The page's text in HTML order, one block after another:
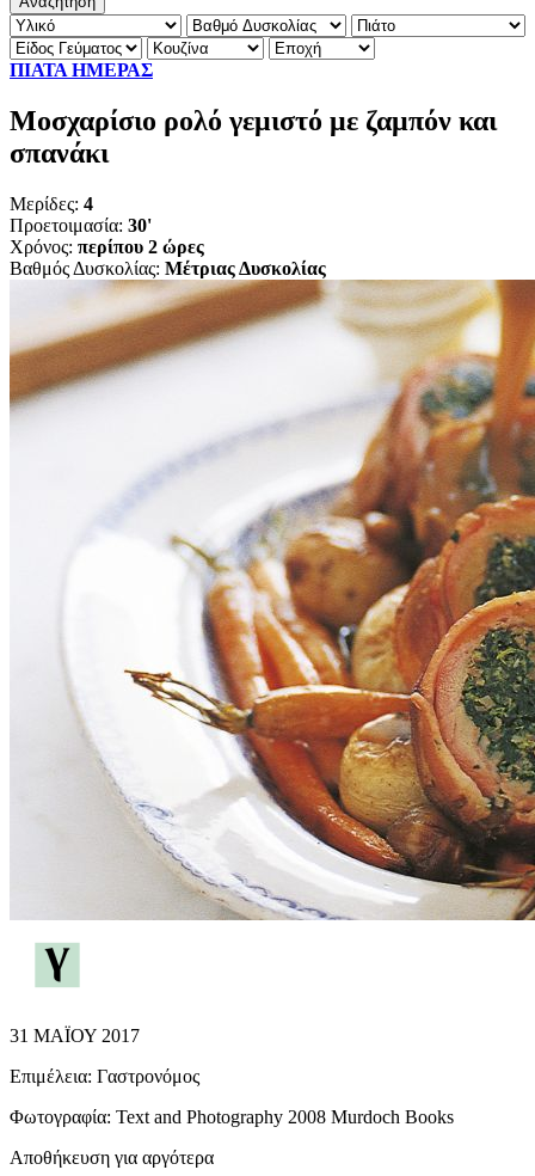
ΠΙΑΤΑ ΗΜΕΡΑΣ
Μοσχαρίσιο ρολό γεμιστό με ζαμπόν και
σπανάκι
Μερίδες: 4
Προετοιμασία: 30'
Χρόνος: περίπου 2 ώρες
Βαθμός Δυσκολίας: Μέτριας Δυσκολίας
31 ΜΑΪΟΥ 2017
Επιμέλεια: Γαστρονόμος
Φωτογραφία: Text and Photography 2008 Murdoch Books
Αποθήκευση για αργότερα